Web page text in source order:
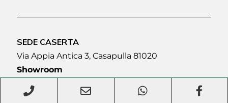
SEDE CASERTA
Via Appia Antica 3, Casapulla 81020
Showroom
Orario Lunedì – Venerdì :